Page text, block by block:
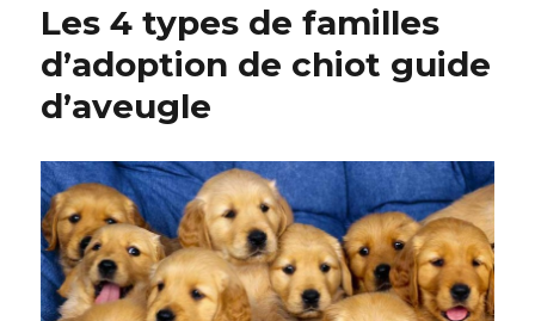
Les 4 types de familles
d’adoption de chiot guide
d’aveugle